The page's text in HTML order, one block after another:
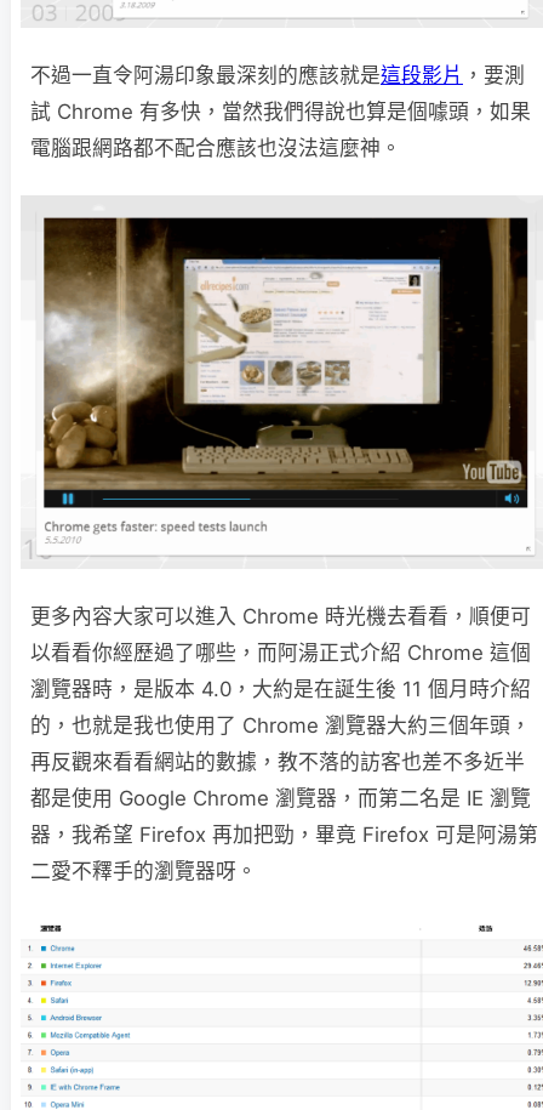
不過一直令阿湯印象最深刻的應該就是這段影片 ，要測
試 Chrome 有多快，當然我們得說也算是個噱頭，如果
電腦跟網路都不配合應該也沒法這麼神。
更多內容大家可以進入 Chrome 時光機去看看，順便可
以看看你經歷過了哪些，而阿湯正式介紹 Chrome 這個
瀏覽器時，是版本 4.0，大約是在誕生後 11 個月時介紹
的，也就是我也使用了 Chrome 瀏覽器大約三個年頭，
再反觀來看看網站的數據，教不落的訪客也差不多近半
都是使用 Google Chrome 瀏覽器，而第二名是 IE 瀏覽
器，我希望 Firefox 再加把勁，畢竟 Firefox 可是阿湯第
二愛不釋手的瀏覽器呀。